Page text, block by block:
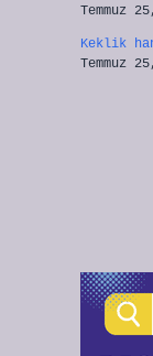
Temmuz
Keklik
Temmuz